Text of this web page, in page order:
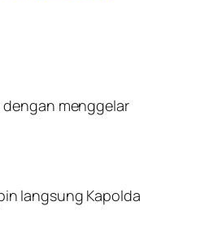
menggelar
langsung Kapolda